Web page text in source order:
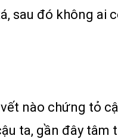
sau đó không ai
nào chứng tỏ
ta, gần đây